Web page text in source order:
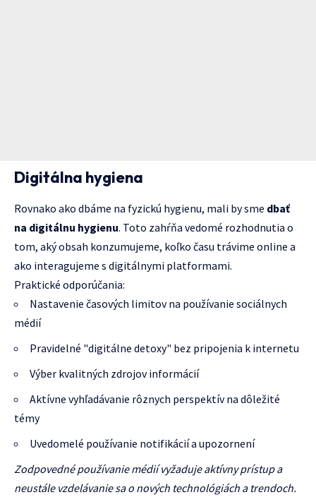
Digitálna hygiena
Rovnako ako dbáme na fyzickú hygienu, mali by sme dbať
na digitálnu hygienu. Toto zahŕňa vedomé rozhodnutia o
tom, aký obsah konzumujeme, koľko času trávime online a
ako interagujeme s digitálnymi platformami.
Praktické odporúčania:
Nastavenie časových limitov na používanie sociálnych
médií
Pravidelné "digitálne detoxy" bez pripojenia k internetu
Výber kvalitných zdrojov informácií
Aktívne vyhľadávanie rôznych perspektív na dôležité
témy
Uvedomelé používanie notifikácií a upozornení
Zodpovedné používanie médií vyžaduje aktívny prístup a
neustále vzdelávanie sa o nových technológiách a trendoch.